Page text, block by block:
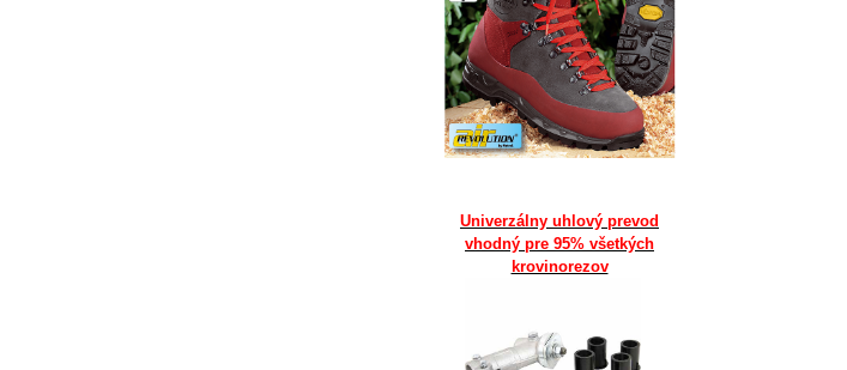
Univerzálny uhlový prevod
vhodný pre 95% všetkých
krovinorezov